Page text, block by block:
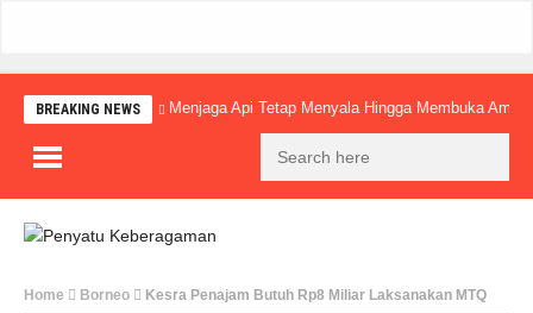
BREAKING NEWS Menjaga Api Tetap Menyala Hingga Membuka
Home Borneo Kesra Penajam Butuh Rp8 Miliar Laksanakan MTQ